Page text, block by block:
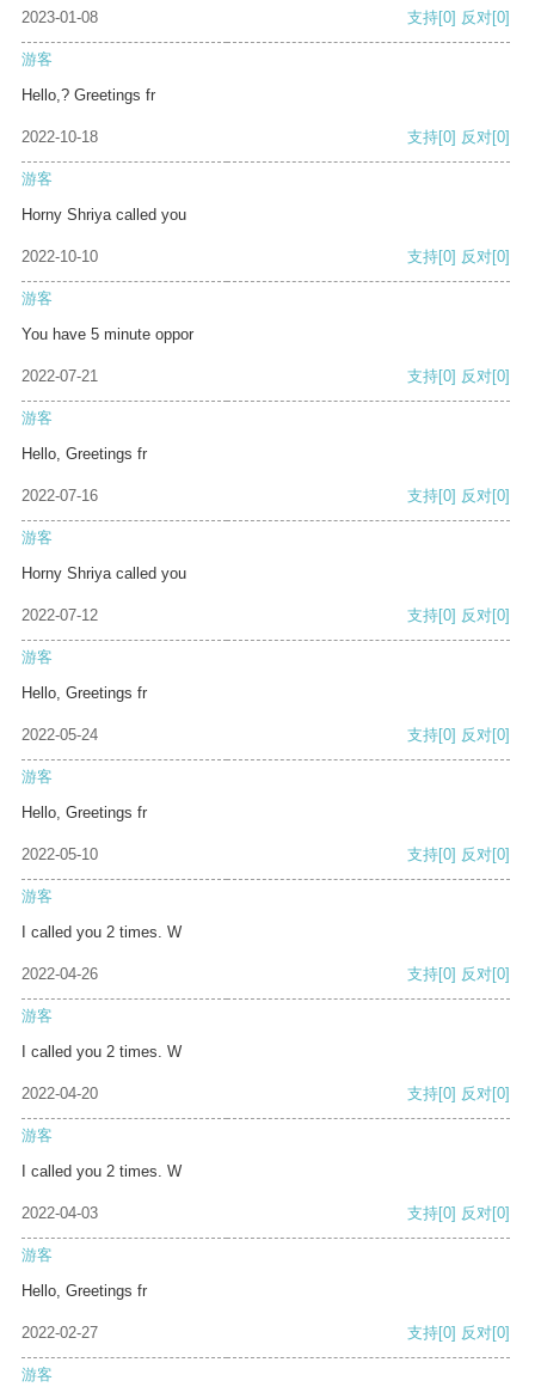
2023-01-08 支持[0] 反对[0]
游客
Hello,? Greetings fr
2022-10-18 支持[0] 反对[0]
游客
Horny Shriya called you
2022-10-10 支持[0] 反对[0]
游客
You have 5 minute oppor
2022-07-21 支持[0] 反对[0]
游客
Hello, Greetings fr
2022-07-16 支持[0] 反对[0]
游客
Horny Shriya called you
2022-07-12 支持[0] 反对[0]
游客
Hello, Greetings fr
2022-05-24 支持[0] 反对[0]
游客
Hello, Greetings fr
2022-05-10 支持[0] 反对[0]
游客
I called you 2 times. W
2022-04-26 支持[0] 反对[0]
游客
I called you 2 times. W
2022-04-20 支持[0] 反对[0]
游客
I called you 2 times. W
2022-04-03 支持[0] 反对[0]
游客
Hello, Greetings fr
2022-02-27 支持[0] 反对[0]
游客